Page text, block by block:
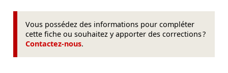
Vous possédez des informations pour compléter
cette fiche ou souhaitez y apporter des corrections ?
Contactez-nous.